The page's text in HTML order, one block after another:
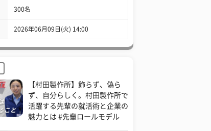
300名
2026年06月09日(火) 14:00
【村田製作所】飾らず、偽ら
ず、自分らしく。村田製作所で
活躍する先輩の就活術と企業の
魅力とは #先輩ロールモデル